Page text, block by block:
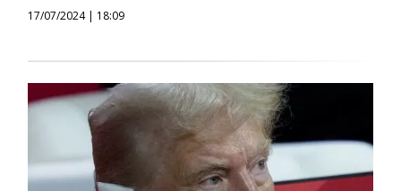
17/07/2024 | 18:09